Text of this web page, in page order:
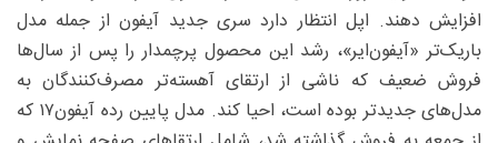
افزایش دهند. اپل انتظار دارد سری جدید آیفون از جمله مدل
باریک‌تر «آیفون‌ایر»، رشد این محصول پرچمدار را پس از سال‌ها
فروش ضعیف که ناشی از ارتقای آهسته‌تر مصرف‌کنندگان به
مدل‌های جدیدتر بوده است، احیا کند. مدل پایین رده آیفون۱۷ که